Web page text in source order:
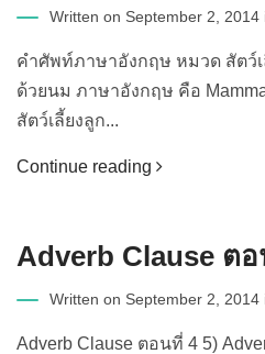
Written on September 2, 2014
คำศัพท์ภาษาอังกฤษ หมวด สัตว์
ด้วยนม ภาษาอังกฤษ คือ
สัตว์เลี้ยงลูก...
Continue reading
Adverb Clause ต
Written on September 2, 2014
Adverb Clause ตอนที่ 4 5)